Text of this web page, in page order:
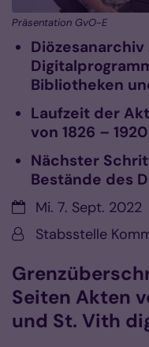
Präsentation GvO-E
Bibliotheken
Laufzeit der
von 1826 – 1920
Nächster
Bestände des
Datum:Mi. 7. Sept. 2022
Von:Stabsstelle
Seiten Akten
und St. Vith